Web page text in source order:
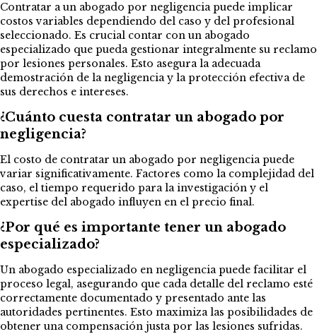
Contratar a un abogado por negligencia puede implicar
costos variables dependiendo del caso y del profesional
seleccionado. Es crucial contar con un abogado
especializado que pueda gestionar integralmente su reclamo
por lesiones personales. Esto asegura la adecuada
demostración de la negligencia y la protección efectiva de
sus derechos e intereses.
¿Cuánto cuesta contratar un abogado por
negligencia?
El costo de contratar un abogado por negligencia puede
variar significativamente. Factores como la complejidad del
caso, el tiempo requerido para la investigación y el
expertise del abogado influyen en el precio final.
¿Por qué es importante tener un abogado
especializado?
Un abogado especializado en negligencia puede facilitar el
proceso legal, asegurando que cada detalle del reclamo esté
correctamente documentado y presentado ante las
autoridades pertinentes. Esto maximiza las posibilidades de
obtener una compensación justa por las lesiones sufridas.